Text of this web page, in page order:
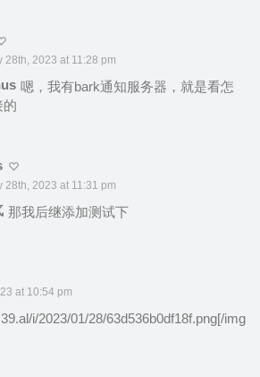
28th, 2023 at 11:28 pm
嗯，我有bark通知服务器，就是看怎
的
28th, 2023 at 11:31 pm
那我后继添加测试下
at 10:54 pm
i/2023/01/28/63d536b0df18f.png[/img